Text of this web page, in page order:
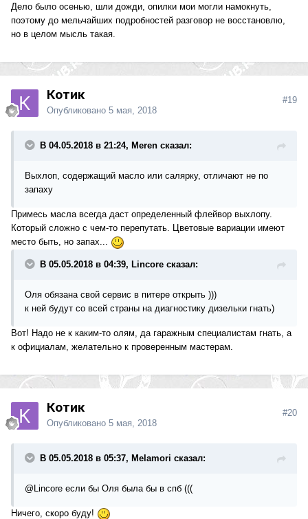
Дело было осенью, шли дожди, опилки мои могли намокнуть,
поэтому до мельчайших подробностей разговор не восстановлю,
но в целом мысль такая.
Котик
Опубликовано 5 мая, 2018
#19
В 04.05.2018 в 21:24, Merеn сказал:
Выхлоп, содержащий масло или салярку, отличают не по
запаху
Примесь масла всегда даст определенный флейвор выхлопу.
Который сложно с чем-то перепутать. Цветовые вариации имеют
место быть, но запах...
В 05.05.2018 в 04:39, Lincore сказал:
Оля обязана свой сервис в питере открыть )))
к ней будут со всей страны на диагностику дизельки гнать)
Вот! Надо не к каким-то олям, да гаражным специалистам гнать, а
к официалам, желательно к проверенным мастерам.
Котик
Опубликовано 5 мая, 2018
#20
В 05.05.2018 в 05:37, Melamori сказал:
@Lincore если бы Оля была бы в спб (((
Ничего, скоро буду!